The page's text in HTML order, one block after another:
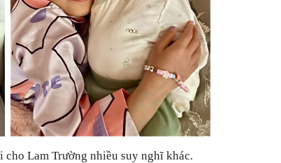
Lam Trường nhiều suy nghĩ khác.